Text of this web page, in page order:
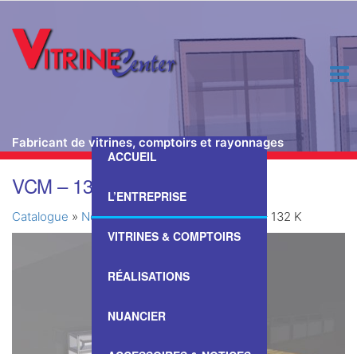
Fabricant de vitrines, comptoirs et rayonnages
ACCUEIL
L’ENTREPRISE
VITRINES & COMPTOIRS
RÉALISATIONS
NUANCIER
VCM – 132 K
Catalogue » Nos Vitrines & Comptoirs»VCM – 132 K